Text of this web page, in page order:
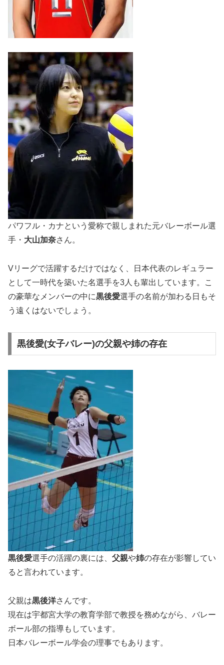
パワフル・カナという愛称で親しまれた元バレーボール選
手・ 大山加奈さん。
Vリーグで活躍するだけではなく、日本代表のレギュラー
として一時代を築いた名選手を3人も輩出しています。こ
の豪華なメンバーの中に黒後愛選手の名前が加わる日もそ
う遠くはないでしょう。
黒後愛(女子バレー)の父親や姉の存在
黒後愛選手の活躍の裏には、 父親や姉の存在が影響してい
ると言われています。
父親は黒後洋さんです。
現在は宇都宮大学の教育学部で教授を務めながら、バレー
ボール部の指導もしています。
日本バレーボール学会の理事でもあります。